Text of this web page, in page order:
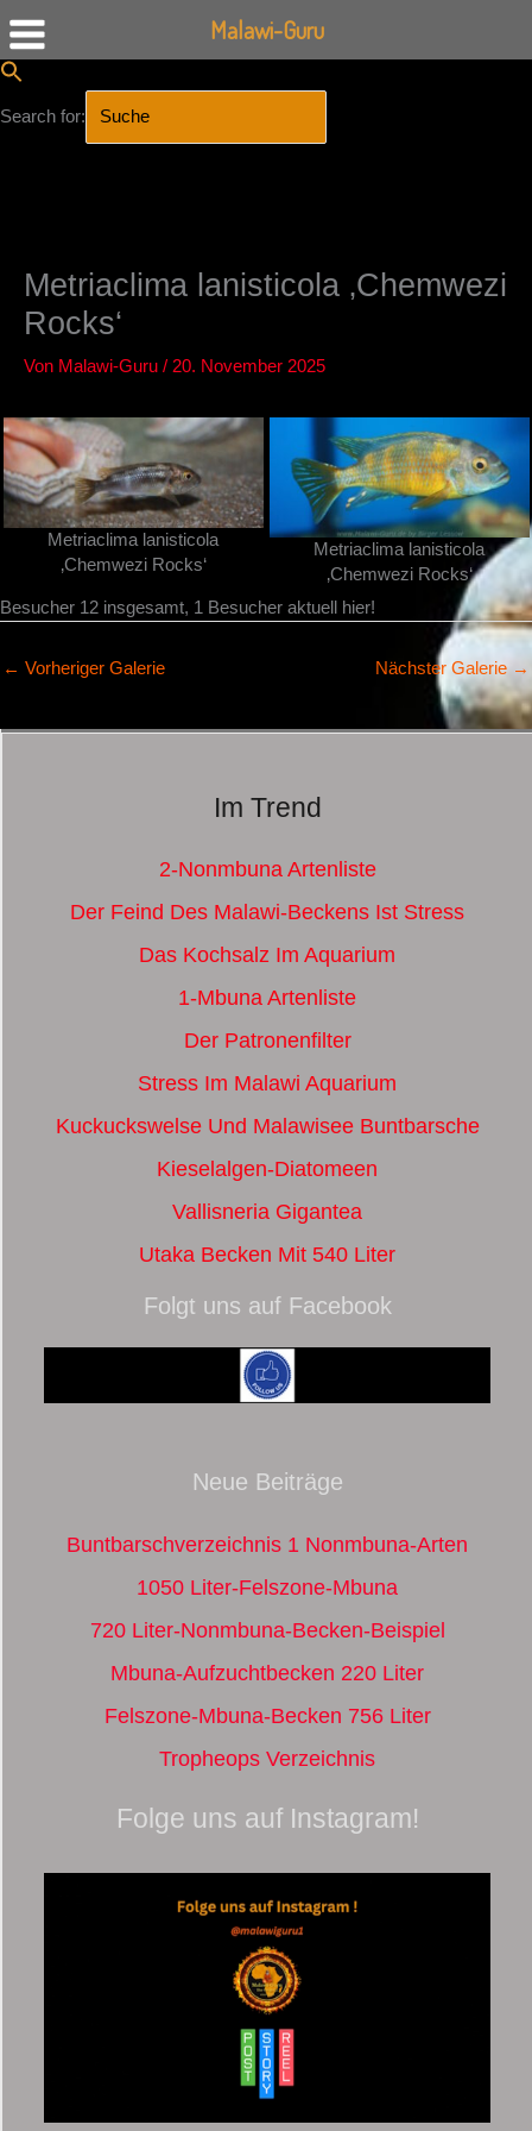
Search for:
Metriaclima lanisticola ‚Chemwezi
Rocks‘
Von Malawi-Guru / 20. November 2025
Metriaclima lanisticola
‚Chemwezi Rocks‘
Metriaclima lanisticola
‚Chemwezi Rocks‘
Besucher 12 insgesamt, 1 Besucher aktuell hier!
← Vorheriger Galerie Nächster Galerie →
Im Trend
2-Nonmbuna Artenliste
Der Feind Des Malawi-Beckens Ist Stress
Das Kochsalz Im Aquarium
1-Mbuna Artenliste
Der Patronenfilter
Stress Im Malawi Aquarium
Kuckuckswelse Und Malawisee Buntbarsche
Kieselalgen-Diatomeen
Vallisneria Gigantea
Utaka Becken Mit 540 Liter
Folgt uns auf Facebook
Neue Beiträge
Buntbarschverzeichnis 1 Nonmbuna-Arten
1050 Liter-Felszone-Mbuna
720 Liter-Nonmbuna-Becken-Beispiel
Mbuna-Aufzuchtbecken 220 Liter
Felszone-Mbuna-Becken 756 Liter
Tropheops Verzeichnis
Folge uns auf Instagram!
Malawi-Guru